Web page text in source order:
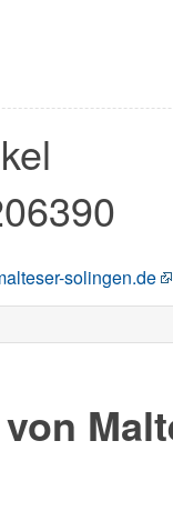
solingen.de